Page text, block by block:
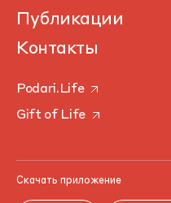
Публикации
Контакты
Podari.Life
Gift of Life
Скачать приложение